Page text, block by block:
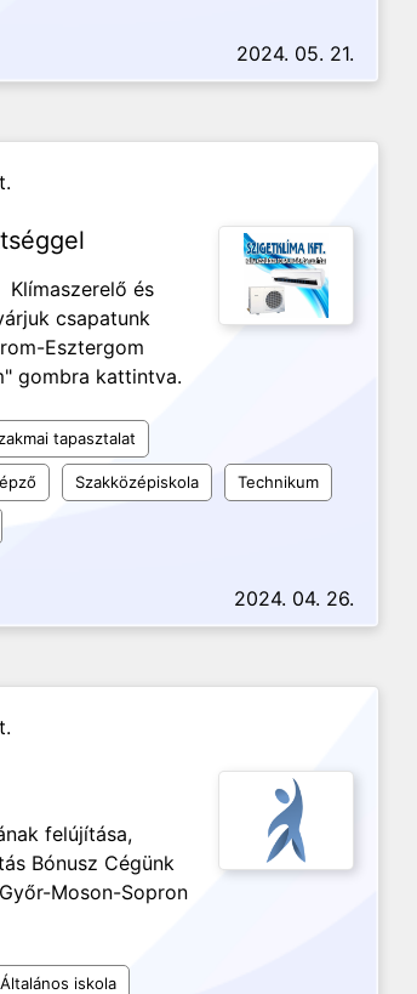
2024. 05. 21.
és
csapatunk
Esztergom
gombra kattintva.
tapasztalat
Szakközépiskola Technikum
2024. 04. 26.
felújítása,
Bónusz Cégünk
Moson-Sopron
Általános iskola